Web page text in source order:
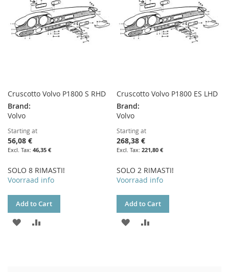
Cruscotto Volvo P1800 S RHD
Brand:
Volvo
Starting at
56,08 €
46,35 €
SOLO 8 RIMASTI!
Voorraad info
Add to Cart
ADD
Cruscotto Volvo P1800 ES LHD
Brand:
Volvo
Starting at
268,38 €
221,80 €
SOLO 2 RIMASTI!
Voorraad info
Add to Cart
ADD